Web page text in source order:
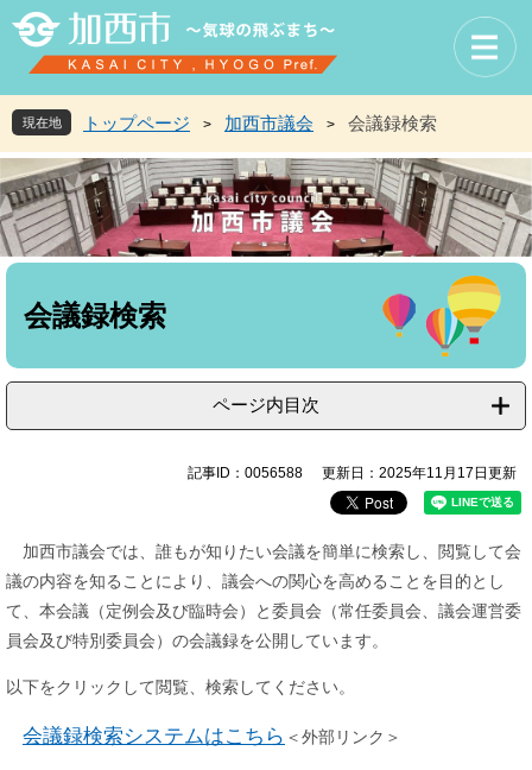
先
頭
で
す
。
を
飛
ば
し
て
本
文
現在地 トップページ > 加西市議会 > 会議録検索
本
会議録検索
ページ内目次
記事ID：0056588 更新日：2025年11月17日更新
加西市議会では、誰もが知りたい会議を簡単に検索し、閲覧して会
議の内容を知ることにより、議会への関心を高めることを目的とし
て、本会議（定例会及び臨時会）と委員会（常任委員会、議会運営委
員会及び特別委員会）の会議録を公開しています。
以下をクリックして閲覧、検索してください。
会議録検索システムはこちら ＜外部リンク＞